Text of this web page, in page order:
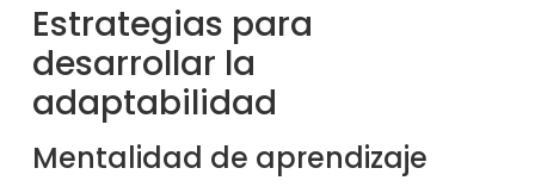
Estrategias para
desarrollar la
adaptabilidad
Mentalidad de aprendizaje